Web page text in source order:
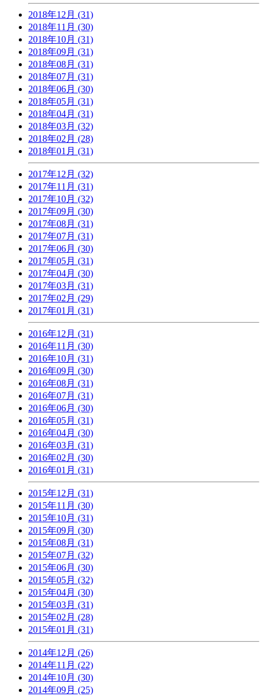
2018年12月 (31)
2018年11月 (30)
2018年10月 (31)
2018年09月 (31)
2018年08月 (31)
2018年07月 (31)
2018年06月 (30)
2018年05月 (31)
2018年04月 (31)
2018年03月 (32)
2018年02月 (28)
2018年01月 (31)
2017年12月 (32)
2017年11月 (31)
2017年10月 (32)
2017年09月 (30)
2017年08月 (31)
2017年07月 (31)
2017年06月 (30)
2017年05月 (31)
2017年04月 (30)
2017年03月 (31)
2017年02月 (29)
2017年01月 (31)
2016年12月 (31)
2016年11月 (30)
2016年10月 (31)
2016年09月 (30)
2016年08月 (31)
2016年07月 (31)
2016年06月 (30)
2016年05月 (31)
2016年04月 (30)
2016年03月 (31)
2016年02月 (30)
2016年01月 (31)
2015年12月 (31)
2015年11月 (30)
2015年10月 (31)
2015年09月 (30)
2015年08月 (31)
2015年07月 (32)
2015年06月 (30)
2015年05月 (32)
2015年04月 (30)
2015年03月 (31)
2015年02月 (28)
2015年01月 (31)
2014年12月 (26)
2014年11月 (22)
2014年10月 (30)
2014年09月 (25)